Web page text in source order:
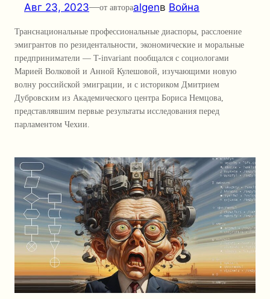
Авг 23, 2023—от автораalgenв Война
Транснациональные профессиональные диаспоры, расслоение
эмигрантов по резидентальности, экономические и моральные
предприниматели — T-invariant пообщался с социологами
Марией Волковой и Анной Кулешовой, изучающими новую
волну российской эмиграции, и с историком Дмитрием
Дубровским из Академического центра Бориса Немцова,
представлявшим первые результаты исследования перед
парламентом Чехии.